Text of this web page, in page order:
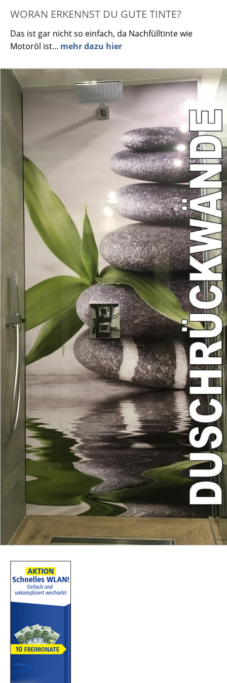
WORAN ERKENNST DU GUTE TINTE?
Das ist gar nicht so einfach, da Nachfülltinte wie
Motoröl ist... mehr dazu hier